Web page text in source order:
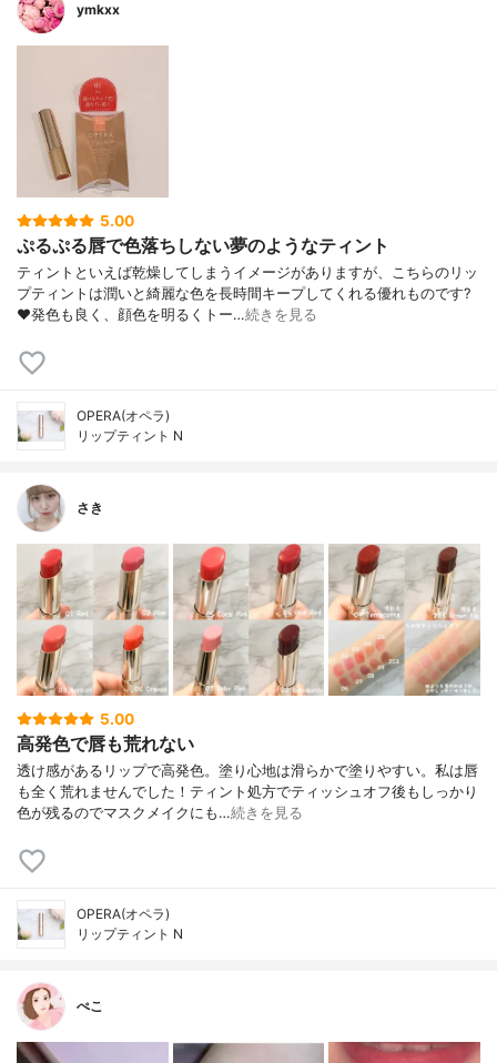
ymkxx
5.00
ぷるぷる唇で色落ちしない夢のようなティント
ティントといえば乾燥してしまうイメージがありますが、こちらのリッ
プティントは潤いと綺麗な色を長時間キープしてくれる優れものです?
❤️発色も良く、顔色を明るくトー…続きを見る
OPERA(オペラ)
リップティント N
さき
5.00
高発色で唇も荒れない
透け感があるリップで高発色。塗り心地は滑らかで塗りやすい。 私は唇
も全く荒れませんでした！ ティント処方でティッシュオフ後もしっかり
色が残るのでマスクメイクにも…続きを見る
OPERA(オペラ)
リップティント N
ぺこ